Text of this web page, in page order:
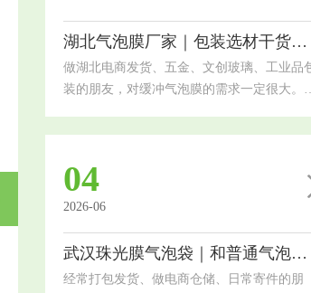
湖北气泡膜厂家｜包装选材干货，电商工厂通用指南
做湖北电商发货、五金、文创玻璃、工业品
装的朋友，对缓冲气泡膜的需求一定很大。
破损、受潮、抗压性差等问题。今天结合本
大家分清优劣、选对适配品类，降低包装损
和物流成本气泡膜是轻量化缓冲包装的核心
果，同时具备防水、防潮、防刮花的作用，
配绝大多数易碎、易损、货品的运输包装。
04
2026-06
武汉珠光膜气泡袋｜和普通气泡袋、快递袋的区别
经常打包发货、做电商仓储、日常寄件的朋